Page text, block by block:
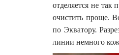
отделяется не
очистить проще.
по Экватору.
линии немного